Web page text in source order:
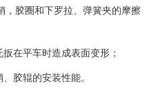
，胶圈和下罗拉、弹簧夹的摩擦
在平车时造成表面变形；
胶辊的安装性能。